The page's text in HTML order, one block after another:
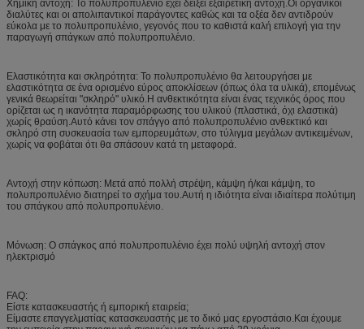
Χημική αντοχή: Το πολυπροπυλένιο έχει δείξει εξαιρετική αντοχή.Οι οργανικοί
διαλύτες και οι απολιπαντικοί παράγοντες καθώς και τα οξέα δεν αντιδρούν
εύκολα με το πολυπροπυλένιο, γεγονός που το καθιστά καλή επιλογή για την
παραγωγή σπάγκων από πολυπροπυλένιο.
Ελαστικότητα και σκληρότητα: Το πολυπροπυλένιο θα λειτουργήσει με
ελαστικότητα σε ένα ορισμένο εύρος αποκλίσεων (όπως όλα τα υλικά), επομένως
γενικά θεωρείται "σκληρό" υλικό.Η ανθεκτικότητα είναι ένας τεχνικός όρος που
ορίζεται ως η ικανότητα παραμόρφωσης του υλικού (πλαστικά, όχι ελαστικά)
χωρίς θραύση.Αυτό κάνει τον σπάγγο από πολυπροπυλένιο ανθεκτικό και
σκληρό στη συσκευασία των εμπορευμάτων, στο τύλιγμα μεγάλων αντικειμένων,
χωρίς να φοβάται ότι θα σπάσουν κατά τη μεταφορά.
Αντοχή στην κόπωση: Μετά από πολλή στρέψη, κάμψη ή/και κάμψη, το
πολυπροπυλένιο διατηρεί το σχήμα του.Αυτή η ιδιότητα είναι ιδιαίτερα πολύτιμη
του σπάγκου από πολυπροπυλένιο.
Μόνωση: Ο σπάγκος από πολυπροπυλένιο έχει πολύ υψηλή αντοχή στον
ηλεκτρισμό
FAQ:
Είστε κατασκευαστής ή εμπορική εταιρεία;
Είμαστε επαγγελματίας κατασκευαστής με το δικό μας εργοστάσιο.Και έχουμε